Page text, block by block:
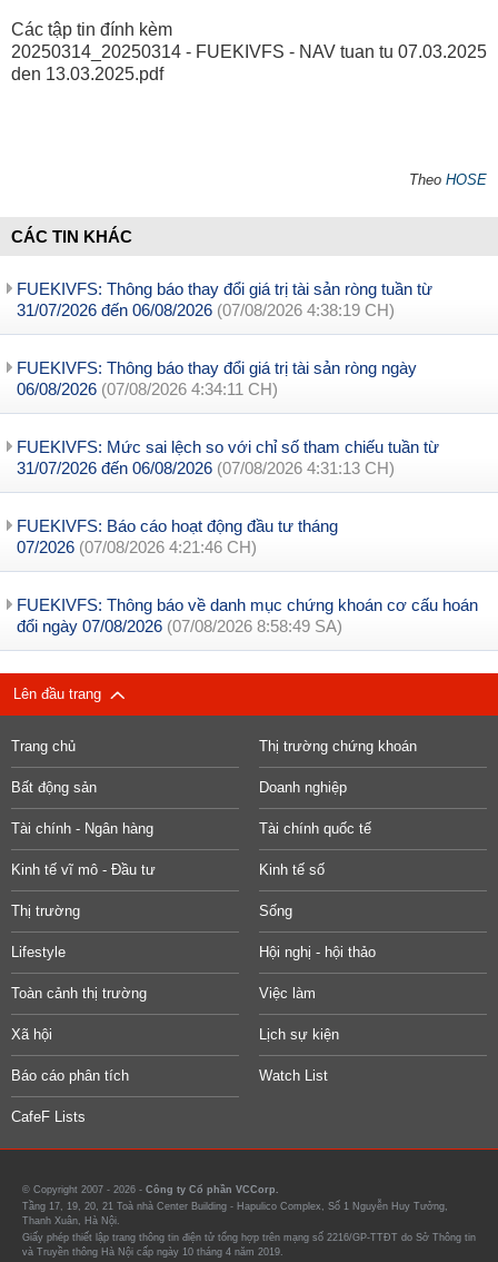
Các tập tin đính kèm
20250314_20250314 - FUEKIVFS - NAV tuan tu 07.03.2025
den 13.03.2025.pdf
Theo HOSE
CÁC TIN KHÁC
FUEKIVFS: Thông báo thay đổi giá trị tài sản ròng tuần từ
31/07/2026 đến 06/08/2026 (07/08/2026 4:38:19 CH)
FUEKIVFS: Thông báo thay đổi giá trị tài sản ròng ngày
06/08/2026 (07/08/2026 4:34:11 CH)
FUEKIVFS: Mức sai lệch so với chỉ số tham chiếu tuần từ
31/07/2026 đến 06/08/2026 (07/08/2026 4:31:13 CH)
FUEKIVFS: Báo cáo hoạt động đầu tư tháng
07/2026 (07/08/2026 4:21:46 CH)
FUEKIVFS: Thông báo về danh mục chứng khoán cơ cấu hoán
đổi ngày 07/08/2026 (07/08/2026 8:58:49 SA)
Lên đầu trang
Trang chủ
Bất động sản
Tài chính - Ngân hàng
Kinh tế vĩ mô - Đầu tư
Thị trường
Lifestyle
Toàn cảnh thị trường
Xã hội
Báo cáo phân tích
CafeF Lists
Thị trường chứng khoán
Doanh nghiệp
Tài chính quốc tế
Kinh tế số
Sống
Hội nghị - hội thảo
Việc làm
Lịch sự kiện
Watch List
© Copyright 2007 - 2026 - Công ty Cổ phần VCCorp.
Tầng 17, 19, 20, 21 Toà nhà Center Building - Hapulico Complex, Số 1 Nguyễn Huy Tưởng,
Thanh Xuân, Hà Nội.
Giấy phép thiết lập trang thông tin điện tử tổng hợp trên mạng số 2216/GP-TTĐT do Sở Thông tin
và Truyền thông Hà Nội cấp ngày 10 tháng 4 năm 2019.